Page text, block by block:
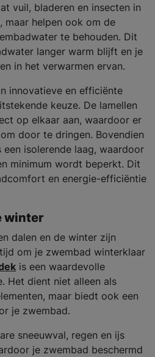
vuil, bladeren en insecten in
maar helpen ook om de
te behouden. Dit
langer warm blijft en je
in het verwarmen ervan.
innovatieve en efficiënte
keuze. De lamellen
op elkaar aan, waardoor er
door te dringen. Bovendien
isolerende laag, waardoor
minimum wordt beperkt. Dit
en energie-efficiëntie
winter
dalen en de winter zijn
om je zwembad winterklaar
is een waardevolle
Het dient niet alleen als
maar biedt ook een
je zwembad.
sneeuwval, regen en ijs
je zwembad beschermd